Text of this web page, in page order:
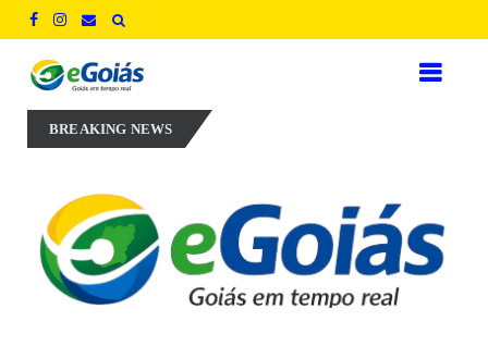
BREAKING NEWS
para defender novo ciclo de crescimento em Goiás